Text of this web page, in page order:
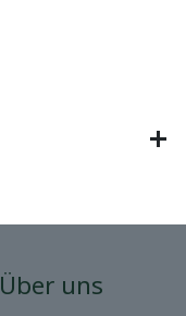
Über uns